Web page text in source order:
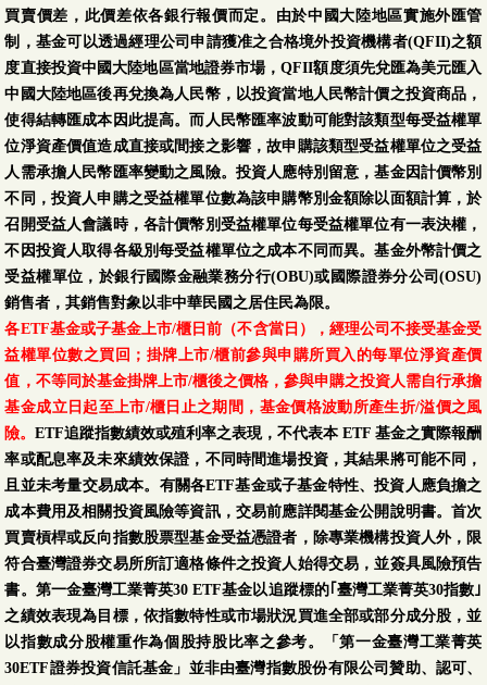
買賣價差，此價差依各銀行報價而定。由於中國大陸地區實施外匯管
制，基金可以透過經理公司申請獲准之合格境外投資機構者(QFII)之額
度直接投資中國大陸地區當地證券市場，QFII額度須先兌匯為美元匯入
中國大陸地區後再兌換為人民幣，以投資當地人民幣計價之投資商品，
使得結轉匯成本因此提高。而人民幣匯率波動可能對該類型每受益權單
位淨資產價值造成直接或間接之影響，故申購該類型受益權單位之受益
人需承擔人民幣匯率變動之風險。投資人應特別留意，基金因計價幣別
不同，投資人申購之受益權單位數為該申購幣別金額除以面額計算，於
召開受益人會議時，各計價幣別受益權單位每受益權單位有一表決權，
不因投資人取得各級別每受益權單位之成本不同而異。基金外幣計價之
受益權單位，於銀行國際金融業務分行(OBU)或國際證券分公司(OSU)
銷售者，其銷售對象以非中華民國之居住民為限。
各ETF基金或子基金上市/櫃日前（不含當日），經理公司不接受基金受
益權單位數之買回；掛牌上市/櫃前參與申購所買入的每單位淨資產價
值，不等同於基金掛牌上市/櫃後之價格，參與申購之投資人需自行承擔
基金成立日起至上市/櫃日止之期間，基金價格波動所產生折/溢價之風
險。ETF追蹤指數績效或殖利率之表現，不代表本 ETF 基金之實際報酬
率或配息率及未來績效保證，不同時間進場投資，其結果將可能不同，
且並未考量交易成本。有關各ETF基金或子基金特性、投資人應負擔之
成本費用及相關投資風險等資訊，交易前應詳閱基金公開說明書。首次
買賣槓桿或反向指數股票型基金受益憑證者，除專業機構投資人外，限
符合臺灣證券交易所所訂適格條件之投資人始得交易，並簽具風險預告
書。第一金臺灣工業菁英30 ETF基金以追蹤標的｢臺灣工業菁英30指數｣
之績效表現為目標，依指數特性或市場狀況買進全部或部分成分股，並
以指數成分股權重作為個股持股比率之參考。「第一金臺灣工業菁英
30ETF證券投資信託基金」並非由臺灣指數股份有限公司贊助、認可、